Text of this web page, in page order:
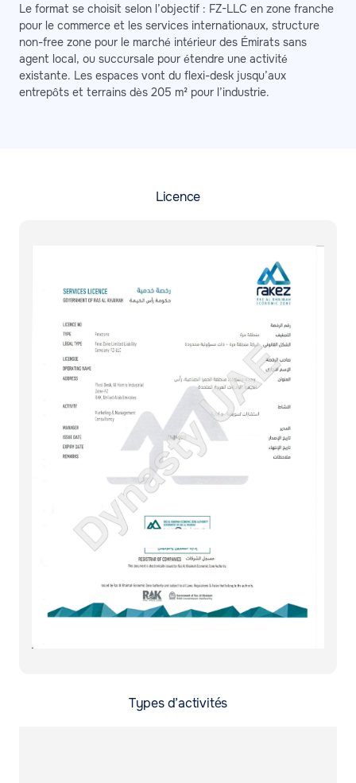
Le format se choisit selon l’objectif : FZ-LLC en zone franche
pour le commerce et les services internationaux, structure
non-free zone pour le marché intérieur des Émirats sans
agent local, ou succursale pour étendre une activité
existante. Les espaces vont du flexi-desk jusqu’aux
entrepôts et terrains dès 205 m² pour l’industrie.
Licence
Types d’activités